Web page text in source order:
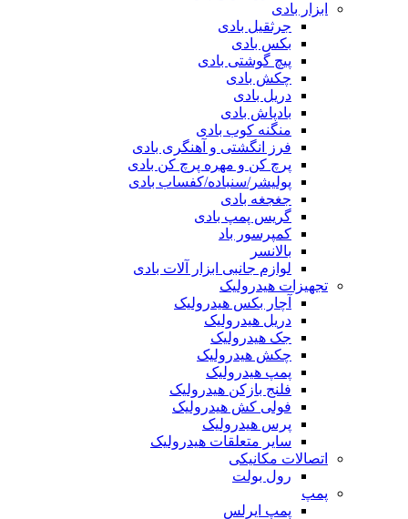
ابزار بادی
جرثقیل بادی
بکس بادی
پیچ گوشتی بادی
چکش بادی
دریل بادی
بادپاش بادی
منگنه کوب بادی
فرز انگشتی و آهنگری بادی
پرچ کن و مهره پرچ کن بادی
پولیشر/سنباده/کفساب بادی
جغجغه بادی
گریس پمپ بادی
کمپرسور باد
بالانسر
لوازم جانبی ابزار آلات بادی
تجهیزات هیدرولیک
آچار بکس هیدرولیک
دریل هیدرولیک
جک هیدرولیک
چکش هیدرولیک
پمپ هیدرولیک
فلنج بازکن هیدرولیک
فولی کش هیدرولیک
پرس هیدرولیک
سایر متعلقات هیدرولیک
اتصالات مکانیکی
رول بولت
پمپ
پمپ ایرلس